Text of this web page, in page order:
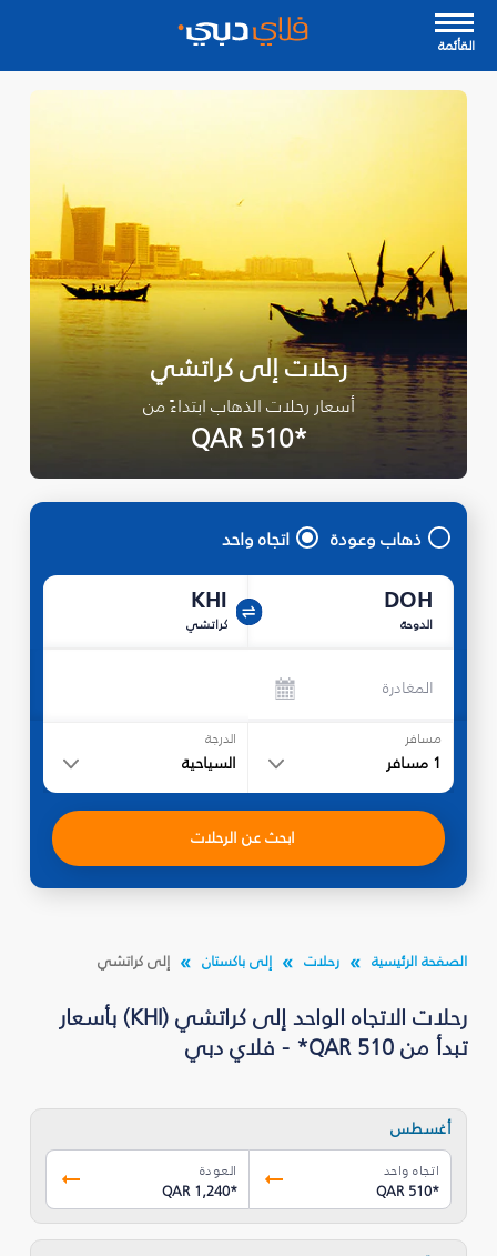
القأئمة
رحلات إلى كراتشي
أسعار رحلات الذهاب ابتداءً من
*QAR 510
ذهاب وعودة اتجاه واحد
DOH
الدوحة
KHI
كراتشي
المغادرة
مسافر
1 مسافر
الدرجة
السياحية
ابحث عن الرحلات
الصفحة الرئيسية رحلات إلى باكستان إلى كراتشي
رحلات الاتجاه الواحد إلى كراتشي (KHI) بأسعار
تبدأ من QAR 510* - فلاي دبي
أغسطس
اتجاه واحد
QAR 510*
العودة
QAR 1,240*